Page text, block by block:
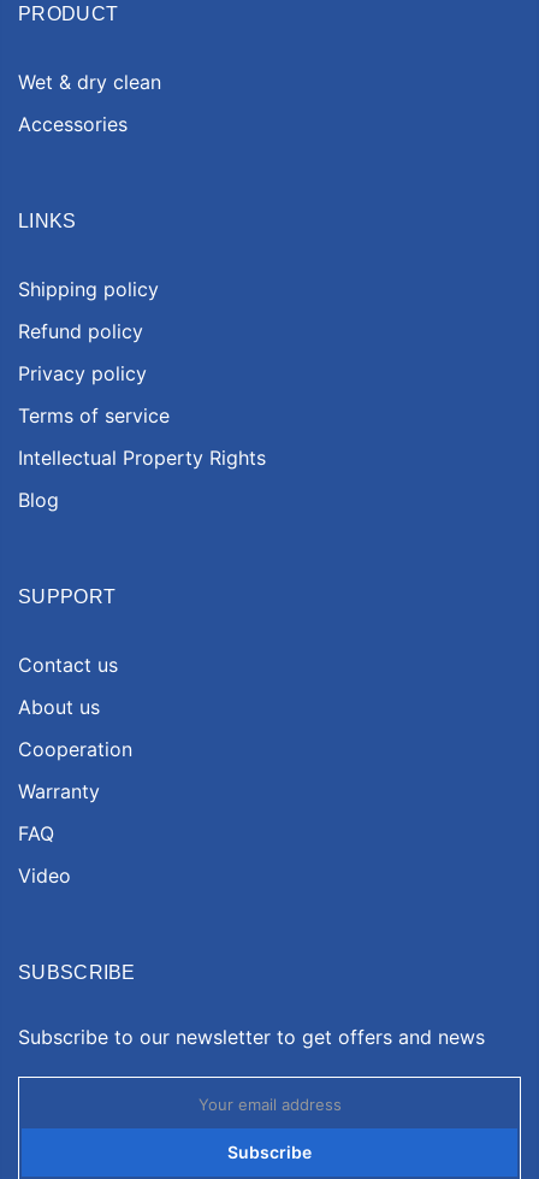
PRODUCT
Wet & dry clean
Accessories
LINKS
Shipping policy
Refund policy
Privacy policy
Terms of service
Intellectual Property Rights
Blog
SUPPORT
Contact us
About us
Cooperation
Warranty
FAQ
Video
SUBSCRIBE
Subscribe to our newsletter to get offers and news
Subscribe